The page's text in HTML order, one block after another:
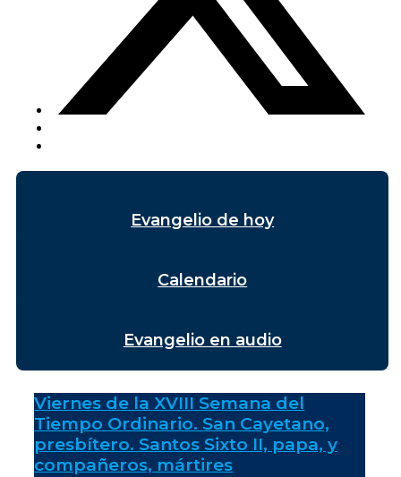
Evangelio de hoy
Calendario
Evangelio en audio
Viernes de la XVIII Semana del
Tiempo Ordinario. San Cayetano,
presbítero. Santos Sixto II, papa, y
compañeros, mártires